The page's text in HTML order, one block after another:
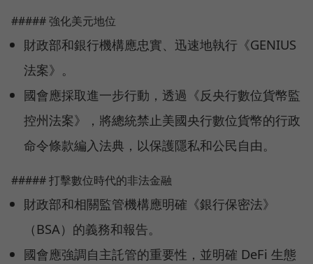
##### 強化美元地位
財政部和銀行機構應忠實、迅速地執行《GENIUS
法案》。
國會應採取進一步行動，透過《反央行數位貨幣監
控州法案》，將總統禁止美國央行數位貨幣的行政
命令條款編入法典，以保護隱私和公民自由。
##### 打擊數位時代的非法金融
財政部和相關監管機構應明確《銀行保密法》
（BSA）的義務和報告。
國會應強調自主託管的重要性，並明確 DeFi 生態